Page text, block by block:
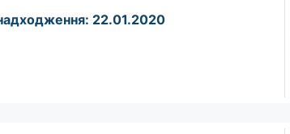
22.01.2020